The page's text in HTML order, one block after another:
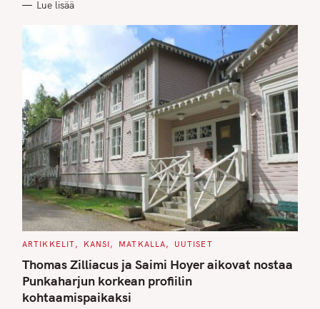
I
Lue lisää
C
T
E
G
O
R
I
ARTIKKELIT KANSI MATKALLA UUTISET
Thomas Zilliacus ja Saimi Hoyer aikovat nostaa
Punkaharjun korkean profiilin
kohtaamispaikaksi